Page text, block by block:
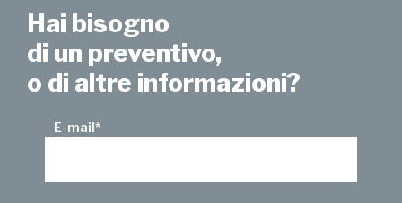
Hai bisogno
di un preventivo,
o di altre informazioni?
E-mail*